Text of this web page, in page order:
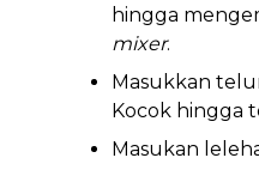
hingga
mixer.
Masukkan
Kocok hingga
Masukan